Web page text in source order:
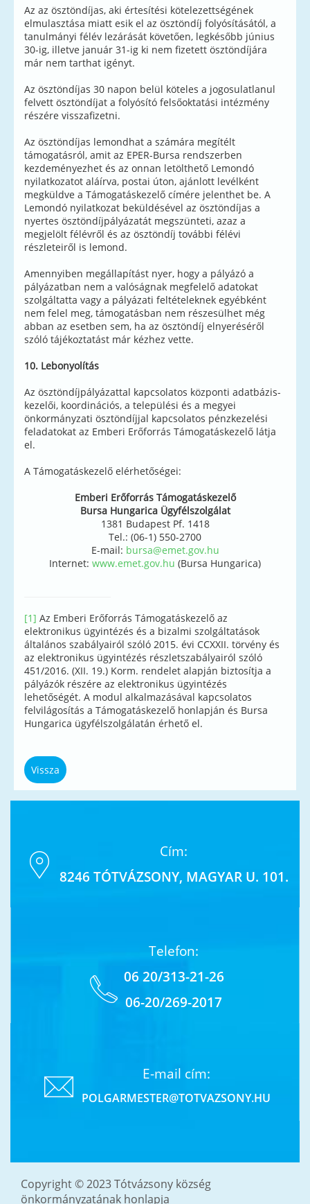
Az az ösztöndíjas, aki értesítési kötelezettségének
elmulasztása miatt esik el az ösztöndíj folyósításától, a
tanulmányi félév lezárását követően, legkésőbb június
30-ig, illetve január 31-ig ki nem fizetett ösztöndíjára
már nem tarthat igényt.
Az ösztöndíjas 30 napon belül köteles a jogosulatlanul
felvett ösztöndíjat a folyósító felsőoktatási intézmény
részére visszafizetni.
Az ösztöndíjas lemondhat a számára megítélt
támogatásról, amit az EPER-Bursa rendszerben
kezdeményezhet és az onnan letölthető Lemondó
nyilatkozatot aláírva, postai úton, ajánlott levélként
megküldve a Támogatáskezelő címére jelenthet be. A
Lemondó nyilatkozat beküldésével az ösztöndíjas a
nyertes ösztöndíjpályázatát megszünteti, azaz a
megjelölt félévről és az ösztöndíj további félévi
részleteiről is lemond.
Amennyiben megállapítást nyer, hogy a pályázó a
pályázatban nem a valóságnak megfelelő adatokat
szolgáltatta vagy a pályázati feltételeknek egyébként
nem felel meg, támogatásban nem részesülhet még
abban az esetben sem, ha az ösztöndíj elnyeréséről
szóló tájékoztatást már kézhez vette.
10. Lebonyolítás
Az ösztöndíjpályázattal kapcsolatos központi adatbázis-
kezelői, koordinációs, a települési és a megyei
önkormányzati ösztöndíjjal kapcsolatos pénzkezelési
feladatokat az Emberi Erőforrás Támogatáskezelő látja
el.
A Támogatáskezelő elérhetőségei:
Emberi Erőforrás Támogatáskezelő
Bursa Hungarica Ügyfélszolgálat
1381 Budapest Pf. 1418
Tel.: (06-1) 550-2700
E-mail: bursa@emet.gov.hu
Internet: www.emet.gov.hu (Bursa Hungarica)
[1] Az Emberi Erőforrás Támogatáskezelő az
elektronikus ügyintézés és a bizalmi szolgáltatások
általános szabályairól szóló 2015. évi CCXXII. törvény és
az elektronikus ügyintézés részletszabályairól szóló
451/2016. (XII. 19.) Korm. rendelet alapján biztosítja a
pályázók részére az elektronikus ügyintézés
lehetőségét. A modul alkalmazásával kapcsolatos
felvilágosítás a Támogatáskezelő honlapján és Bursa
Hungarica ügyfélszolgálatán érhető el.
Vissza
Cím:
8246 TÓTVÁZSONY, MAGYAR U. 101.
Telefon:
06 20/313-21-26
06-20/269-2017
E-mail cím:
POLGARMESTER@TOTVAZSONY.HU
Copyright © 2023 Tótvázsony község
önkormányzatának honlapja